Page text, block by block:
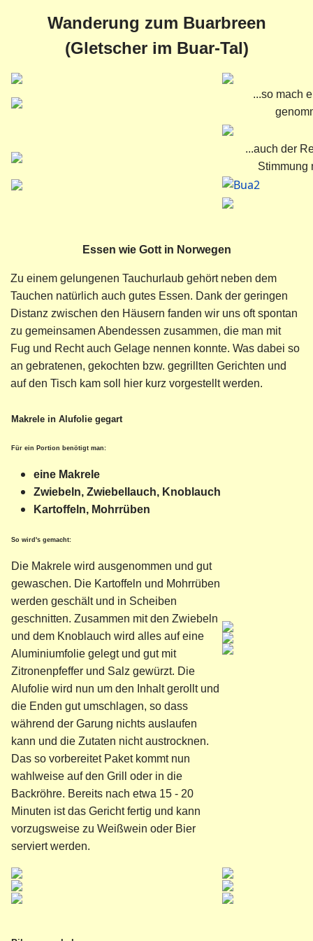
Wanderung zum Buarbreen
(Gletscher im Buar-Tal)
...so mach
...auch der
Stimmung
Essen wie Gott in Norwegen
Zu einem gelungenen Tauchurlaub gehört neben dem
Tauchen natürlich auch gutes Essen. Dank der geringen
Distanz zwischen den Häusern fanden wir uns oft spontan
zu gemeinsamen Abendessen zusammen, die man mit
Fug und Recht auch Gelage nennen konnte. Was dabei so
an gebratenen, gekochten bzw. gegrillten Gerichten und
auf den Tisch kam soll hier kurz vorgestellt werden.
Makrele in Alufolie gegart
Für ein Portion benötigt man:
eine Makrele
Zwiebeln, Zwiebellauch, Knoblauch
Kartoffeln, Mohrrüben
So wird's gemacht:
Die Makrele wird ausgenommen und gut
gewaschen. Die Kartoffeln und Mohrrüben
werden geschält und in Scheiben
geschnitten. Zusammen mit den Zwiebeln
und dem Knoblauch wird alles auf eine
Aluminiumfolie gelegt und gut mit
Zitronenpfeffer und Salz gewürzt. Die
Alufolie wird nun um den Inhalt gerollt und
die Enden gut umschlagen, so dass
während der Garung nichts auslaufen
kann und die Zutaten nicht aus­trocknen.
Das so vorbereitet Paket kommt nun
wahlweise auf den Grill oder in die
Backröhre. Bereits nach etwa 15 - 20
Minuten ist das Gericht fertig und kann
vorzugsweise zu Weißwein oder Bier
serviert werden.